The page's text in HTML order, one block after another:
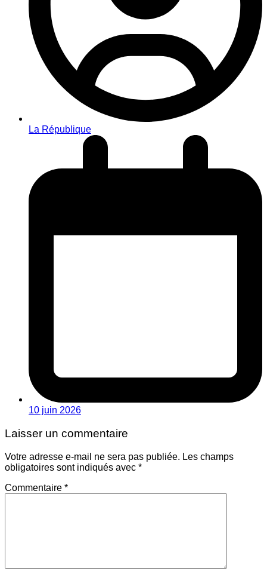
La République
10 juin 2026
Laisser un commentaire
Votre adresse e-mail ne sera pas publiée. Les champs
obligatoires sont indiqués avec *
Commentaire *